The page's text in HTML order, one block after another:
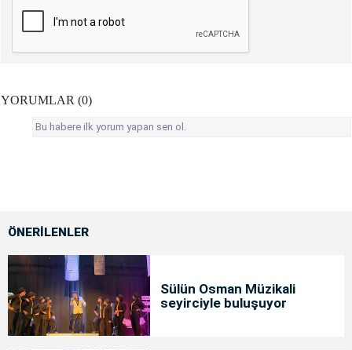
YORUMLAR (0)
Bu habere ilk yorum yapan sen ol.
ÖNERİLENLER
Sülün Osman Müzikali
seyirciyle buluşuyor